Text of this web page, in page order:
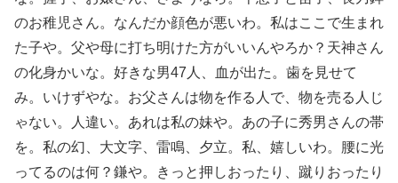
のお稚児さん。なんだか顔色が悪いわ。私はここで生まれ
た子や。父や母に打ち明けた方がいいんやろか？天神さん
の化身かいな。好きな男47人、血が出た。歯を見せて
み。いけずやな。お父さんは物を作る人で、物を売る人じ
ゃない。人違い。あれは私の妹や。あの子に秀男さんの帯
を。私の幻、大文字、雷鳴、夕立。私、嬉しいわ。腰に光
ってるのは何？鎌や。きっと押しおったり、蹴りおったり